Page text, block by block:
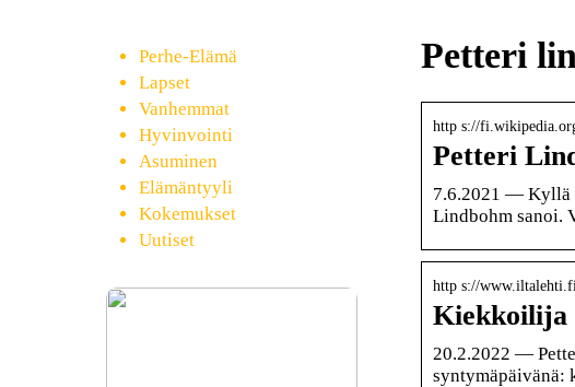
Petteri
http s://
Petteri
7.6.2021 — Kyllä
Lindbohm sanoi.
http s://
Kiekkoilija
20.2.2022 —
syntymäpäivänä:
Perhe-Elämä
Lapset
Vanhemmat
Hyvinvointi
Asuminen
Elämäntyyli
Kokemukset
Uutiset